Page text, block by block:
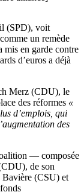
(SPD), voit
un remède
mis en garde contre
d’euros a déjà
Merz (CDU), le
des réformes «
d’emplois, qui
des
— composée
de son
Bavière (CSU) et